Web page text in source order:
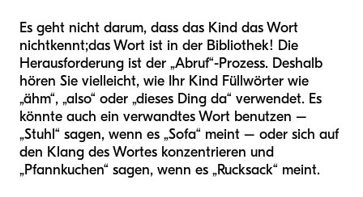
Es geht nicht darum, dass das Kind das Wort
nichtkennt;das Wort ist in der Bibliothek! Die
Herausforderung ist der „Abruf“-Prozess. Deshalb
hören Sie vielleicht, wie Ihr Kind Füllwörter wie
„ähm“, „also“ oder „dieses Ding da“ verwendet. Es
könnte auch ein verwandtes Wort benutzen –
„Stuhl“ sagen, wenn es „Sofa“ meint – oder sich auf
den Klang des Wortes konzentrieren und
„Pfannkuchen“ sagen, wenn es „Rucksack“ meint.